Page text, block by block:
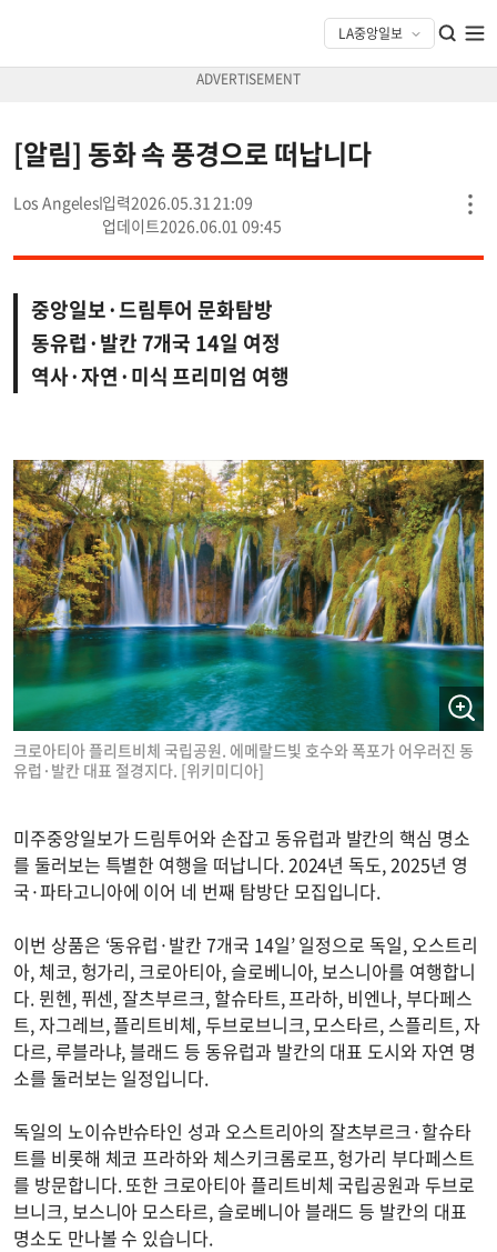
[알림] 동화 속 풍경으로 떠납니다
Los Angeles
2026.05.31 21:09
2026.06.01 09:45
중앙일보·드림투어 문화탐방
동유럽·발칸 7개국 14일 여정
역사·자연·미식 프리미엄 여행
크로아티아 플리트비체 국립공원. 에메랄드빛 호수와 폭포가 어우러진 동
유럽·발칸 대표 절경지다. [위키미디아]
미주중앙일보가 드림투어와 손잡고 동유럽과 발칸의 핵심 명소
를 둘러보는 특별한 여행을 떠납니다. 2024년 독도, 2025년 영
국·파타고니아에 이어 네 번째 탐방단 모집입니다.
이번 상품은 ‘동유럽·발칸 7개국 14일’ 일정으로 독일, 오스트리
아, 체코, 헝가리, 크로아티아, 슬로베니아, 보스니아를 여행합니
다. 뮌헨, 퓌센, 잘츠부르크, 할슈타트, 프라하, 비엔나, 부다페스
트, 자그레브, 플리트비체, 두브로브니크, 모스타르, 스플리트, 자
다르, 루블라냐, 블래드 등 동유럽과 발칸의 대표 도시와 자연 명
소를 둘러보는 일정입니다.
독일의 노이슈반슈타인 성과 오스트리아의 잘츠부르크·할슈타
트를 비롯해 체코 프라하와 체스키크롬로프, 헝가리 부다페스트
를 방문합니다. 또한 크로아티아 플리트비체 국립공원과 두브로
브니크, 보스니아 모스타르, 슬로베니아 블래드 등 발칸의 대표
명소도 만나볼 수 있습니다.